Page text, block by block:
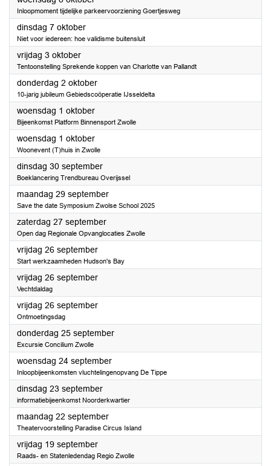
Inloopmoment tijdelijke parkeervoorziening Goertjesweg
dinsdag 7 oktober2025
Niet voor iedereen: hoe validisme buitensluit
vrijdag 3 oktober2025
Tentoonstelling Sprekende koppen van Charlotte van Pallandt
donderdag 2 oktober2025
10-jarig jubileum Gebiedscoöperatie IJsseldelta
woensdag 1 oktober2025
Bijeenkomst Platform Binnensport Zwolle
woensdag 1 oktober2025
Woonevent (T)huis in Zwolle
dinsdag 30 september2025
Boeklancering Trendbureau Overijssel
maandag 29 september2025
Save the date Symposium Zwolse School 2025
zaterdag 27 september2025
Open dag Regionale Opvanglocaties Zwolle
vrijdag 26 september2025
Start werkzaamheden Hudson's Bay
vrijdag 26 september2025
Vechtdaldag
vrijdag 26 september2025
Ontmoetingsdag
donderdag 25 september2025
Excursie Concilium Zwolle
woensdag 24 september2025
Inloopbijeenkomsten vluchtelingenopvang De Tippe
dinsdag 23 september2025
informatiebijeenkomst Noorderkwartier
maandag 22 september2025
Theatervoorstelling Paradise Circus Island
vrijdag 19 september2025
Raads- en Statenledendag Regio Zwolle